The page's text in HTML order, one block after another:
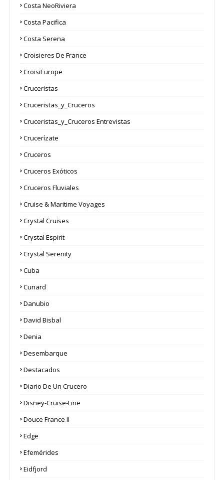
Costa NeoRiviera
Costa Pacifica
Costa Serena
Croisieres De France
CroisiEurope
Cruceristas
Cruceristas_y_Cruceros
Cruceristas_y_Cruceros Entrevistas
Crucerízate
Cruceros
Cruceros Exóticos
Cruceros Fluviales
Cruise & Maritime Voyages
Crystal Cruises
Crystal Espirit
Crystal Serenity
Cuba
Cunard
Danubio
David Bisbal
Denia
Desembarque
Destacados
Diario De Un Crucero
Disney-Cruise-Line
Douce France II
Edge
Efemérides
Eidfjord